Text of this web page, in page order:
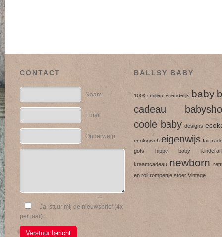
CONTACT
Naam
Email
Onderwerp
Ja, stuur mij de nieuwsbrief (4x
per jaar)
Verstuur bericht
BALLSY BABY
100% milieu vriendelijk baby
cadeau
coole baby designs
ecologisch eigenwijs fairtrade
gots
hippe baby
kraamcadeau newborn
en roll rompertje stoer Vintage